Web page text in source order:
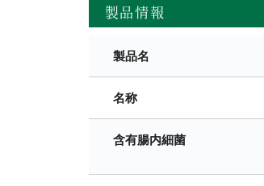
製品情報
製品名
名称
含有腸内細菌